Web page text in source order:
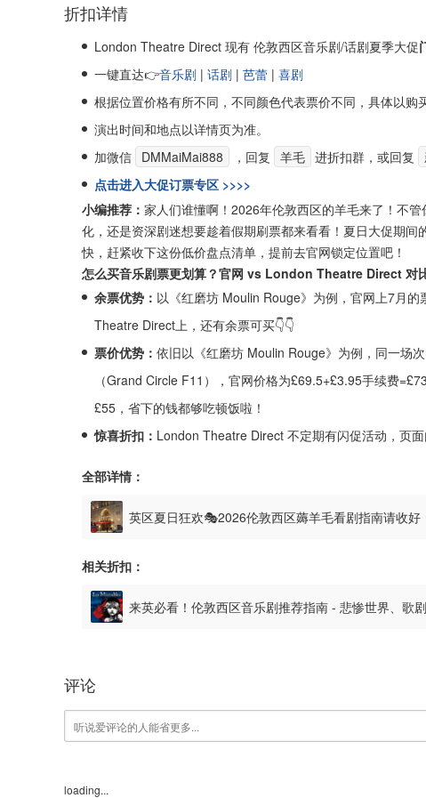
折扣详情
London Theatre Direct 现有 伦敦西区音乐剧/话剧夏季大促
一键直达👉音乐剧 | 话剧 | 芭蕾 | 喜剧
根据位置价格有所不同，不同颜色代表票价不同，具体以购
演出时间和地点以详情页为准。
加微信 DMMaiMai888 ，回复 羊毛 进折扣群，或回复
点击进入大促订票专区 >>>>
小编推荐： 家人们谁懂啊！2026年伦敦西区的羊毛来了！不
化，还是资深剧迷想要趁着假期刷票都来看看！夏日大促期间
快，赶紧收下这份低价盘点清单，提前去官网锁定位置吧！
怎么买音乐剧票更划算？官网 vs London Theatre Direct 对
余票优势： 以《红磨坊 Moulin Rouge》为例，官网上7月
Theatre Direct上，还有余票可买👇👇
票价优势： 依旧以《红磨坊 Moulin Rouge》为例，同一场
（Grand Circle F11），官网价格为£69.5+£3.95手续费
£55，省下的钱都够吃顿饭啦！
惊喜折扣： London Theatre Direct 不定期有闪促活动，页
全部详情：
英区夏日狂欢🎭2026伦敦西区薅羊毛看剧指南请收好
相关折扣：
来英必看！伦敦西区音乐剧推荐指南 - 悲惨世界、歌
评论
loading...